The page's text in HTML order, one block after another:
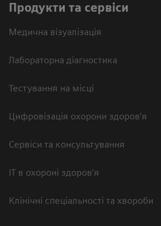
Продукти та сервіси
Медична візуалізація
Лабораторна діагностика
Тестування на місці
Цифровізація охорони здоров’я
Сервіси та консультування
ІТ в охороні здоров’я
Клінічні спеціальності та хвороби